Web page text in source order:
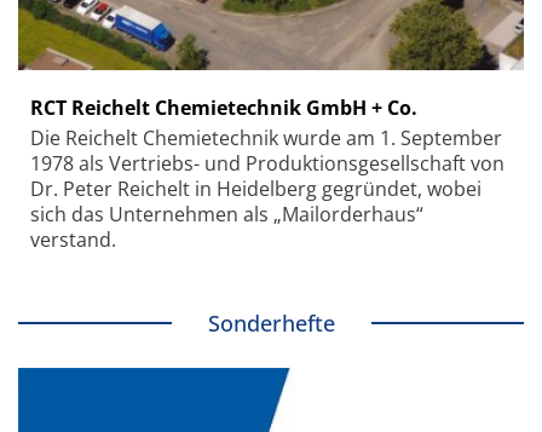
RCT Reichelt Chemietechnik GmbH + Co.
Die Reichelt Chemietechnik wurde am 1. September
1978 als Vertriebs- und Produktionsgesellschaft von
Dr. Peter Reichelt in Heidelberg gegründet, wobei
sich das Unternehmen als „Mailorderhaus“
verstand.
Sonderhefte